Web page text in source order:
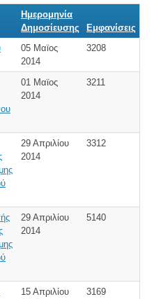
Ημερομηνία
Δημοσίευσης
Εμφανίσεις
05 Μαϊος
2014
3208
01 Μαϊος
2014
3211
29 Απριλίου
2014
3312
29 Απριλίου
2014
5140
15 Απριλίου
3169